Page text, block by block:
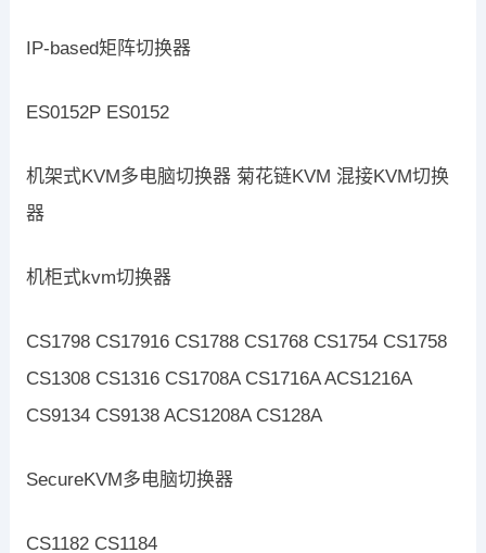
IP-based矩阵切换器
ES0152P ES0152
机架式KVM多电脑切换器 菊花链KVM 混接KVM切换
器
机柜式kvm切换器
CS1798 CS17916 CS1788 CS1768 CS1754 CS1758
CS1308 CS1316 CS1708A CS1716A ACS1216A
CS9134 CS9138 ACS1208A CS128A
SecureKVM多电脑切换器
CS1182 CS1184